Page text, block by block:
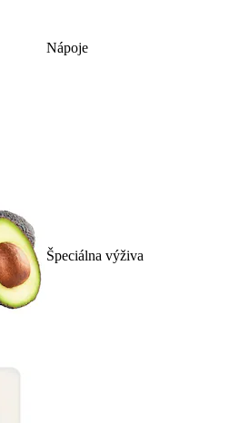
Nápoje
Špeciálna výživa